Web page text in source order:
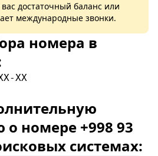
достаточный баланс или
международные звонки.
номера в
XX
номере +998 93
системах: